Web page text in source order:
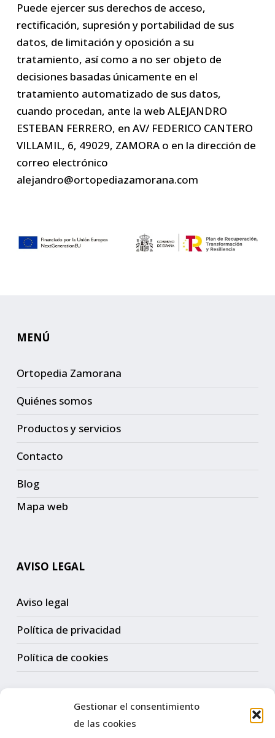
Gestionar el consentimiento
de las cookies
Puede ejercer sus derechos de acceso,
rectificación, supresión y portabilidad de sus
datos, de limitación y oposición a su
tratamiento, así como a no ser objeto de
decisiones basadas únicamente en el
tratamiento automatizado de sus datos,
cuando procedan, ante la web ALEJANDRO
ESTEBAN FERRERO, en AV/ FEDERICO CANTERO
VILLAMIL, 6, 49029, ZAMORA o en la dirección de
correo electrónico
alejandro@ortopediazamorana.com
MENÚ
Ortopedia Zamorana
Quiénes somos
Productos y servicios
Contacto
Blog
Mapa web
AVISO LEGAL
Aviso legal
Política de privacidad
Política de cookies
CONTACTO